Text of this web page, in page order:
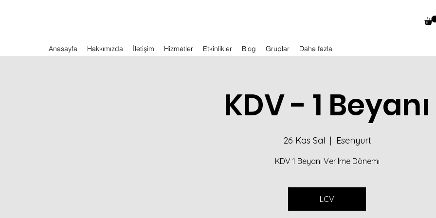
Anasayfa Hakkımızda İletişim Hizmetler Etkinlikler Blog Gruplar Daha fazla
KDV - 1 Beyanı
26 Kas Sal
  |
Esenyurt
KDV 1 Beyanı Verilme Dönemi
LCV